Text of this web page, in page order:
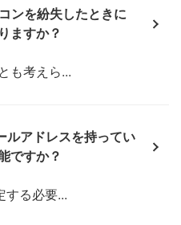
ンを紛失したときに
ますか？
も考えら...
ルアドレスを持ってい
ですか？
する必要...